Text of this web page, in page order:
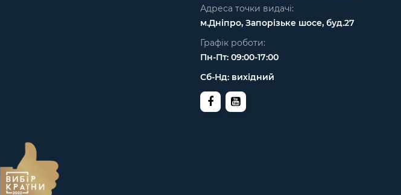
Адреса точки видачі:
м.Дніпро, Запорізьке шосе, буд.27
Графік роботи:
Пн-Пт: 09:00-17:00
Сб-Нд: вихідний